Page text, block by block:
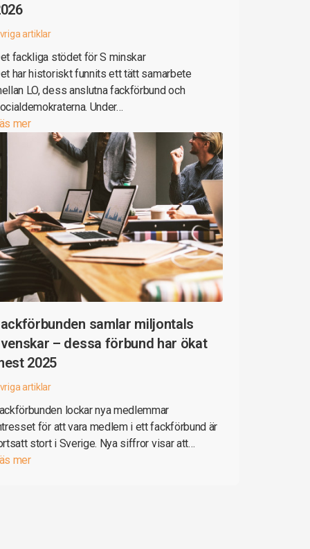
artiklar
fackliga stödet för S minskar
har historiskt funnits ett tätt samarbete
LO, dess anslutna fackförbund och
Under…
mer
samlar miljontals
– dessa förbund har ökat
2025
artiklar
lockar nya medlemmar
för att vara medlem i ett fackförbund är
stort i Sverige. Nya siffror visar att…
mer